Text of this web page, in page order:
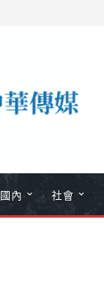
國內 社會